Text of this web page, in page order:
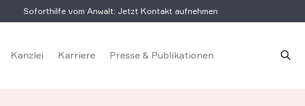
Soforthilfe vom Anwalt: Jetzt Kontakt aufnehmen
Kanzlei Karriere Presse & Publikationen